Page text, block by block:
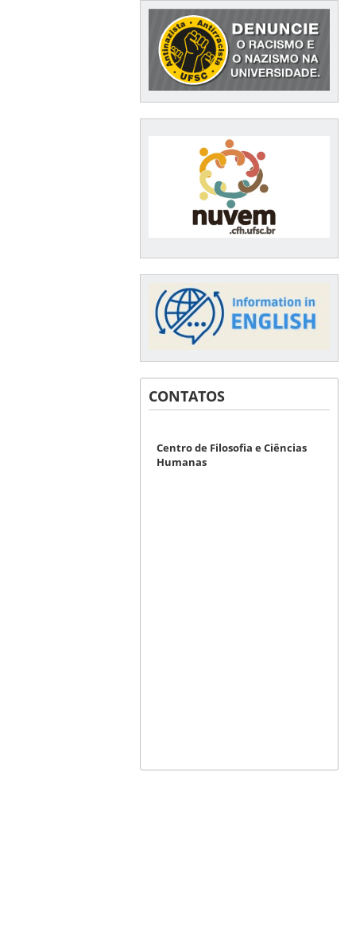
CONTATOS
Centro de Filosofia e Ciências
Humanas